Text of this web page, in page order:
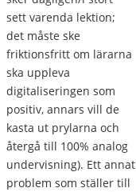
sett varenda lektion;
det måste ske
friktionsfritt om lärarna
ska uppleva
digitaliseringen som
positiv, annars vill de
kasta ut prylarna och
återgå till 100% analog
undervisning). Ett annat
problem som ställer till